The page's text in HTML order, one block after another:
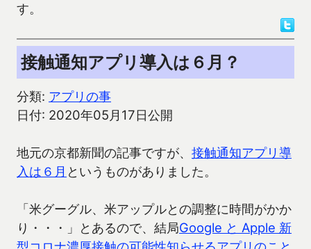
す。
接触通知アプリ導入は６月？
分類: アプリの事
日付: 2020年05月17日公開
地元の京都新聞の記事ですが、 接触通知アプリ導
入は６月 というものがありました。
「米グーグル、米アップルとの調整に時間がかか
り・・・」とあるので、結局Google と Apple 新